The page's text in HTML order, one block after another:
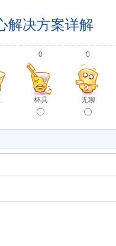
解决方案详解
0
杯具
0
无聊